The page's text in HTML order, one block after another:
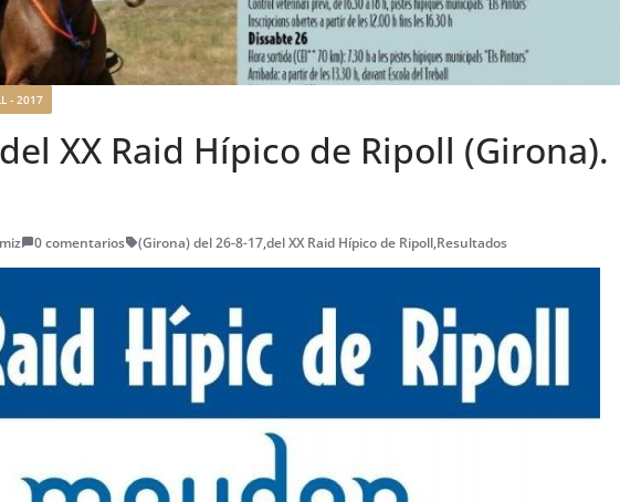
- 2017
XX Raid Hípico de Ripoll (Girona).
0 comentarios (Girona) del 26-8-17,del XX Raid Hípico de Ripoll,Resultados